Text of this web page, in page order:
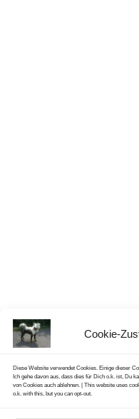
Cookie-
Diese Website verwendet Cookies. Einige dieser
Ich gehe davon aus, dass dies für Dich o.k. ist, Du
von Cookies auch ablehnen. | This website uses
o.k. with this, but you can opt-out.